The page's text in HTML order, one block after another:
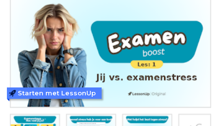
Starten met LessonUp